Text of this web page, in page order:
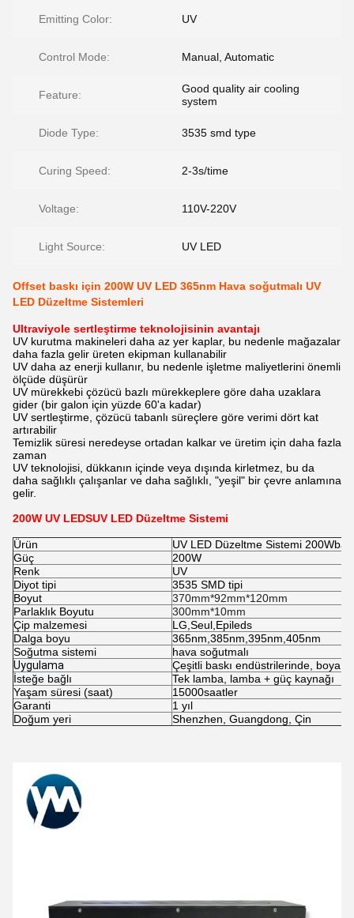
Emitting Color: UV
Control Mode: Manual, Automatic
Feature:
Good quality air cooling
system
Diode Type: 3535 smd type
Curing Speed: 2-3s/time
Voltage: 110V-220V
Light Source: UV LED
Offset baskı için 200W UV LED 365nm Hava soğutmalı UV
LED Düzeltme Sistemleri
Ultraviyole sertleştirme teknolojisinin avantajı
UV kurutma makineleri daha az yer kaplar, bu nedenle mağazalar
daha fazla gelir üreten ekipman kullanabilir
UV daha az enerji kullanır, bu nedenle işletme maliyetlerini önemli
ölçüde düşürür
UV mürekkebi çözücü bazlı mürekkeplere göre daha uzaklara
gider (bir galon için yüzde 60'a kadar)
UV sertleştirme, çözücü tabanlı süreçlere göre verimi dört kat
artırabilir
Temizlik süresi neredeyse ortadan kalkar ve üretim için daha fazla
zaman
UV teknolojisi, dükkanın içinde veya dışında kirletmez, bu da
daha sağlıklı çalışanlar ve daha sağlıklı, "yeşil" bir çevre anlamına
gelir.
200W UV LEDSUV LED Düzeltme Sistemi
Ürün UV LED Düzeltme Sistemi 200W
Güç
200W
Renk
UV
Diyot tipi
3535 SMD tipi
Boyut
370mm*92mm*120mm
Parlaklık Boyutu
300mm*10mm
Çip malzemesi
LG,Seul,Epileds
Dalga boyu
365nm,385nm,395nm,405nm
Soğutma sistemi
hava soğutmalı
Uygulama
Çeşitli baskı endüstrilerinde, boya ve
İsteğe bağlı
Tek lamba, lamba + güç kaynağı
Yaşam süresi (saat)
15000saatler
Garanti
1 yıl
Doğum yeri
Shenzhen, Guangdong, Çin